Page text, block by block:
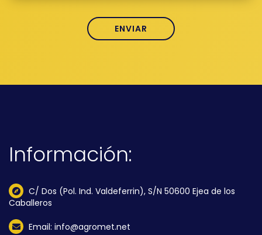
Información:
C/ Dos (Pol. Ind. Valdeferrin), S/N 50600 Ejea de los
Caballeros
Email: info@agromet.net